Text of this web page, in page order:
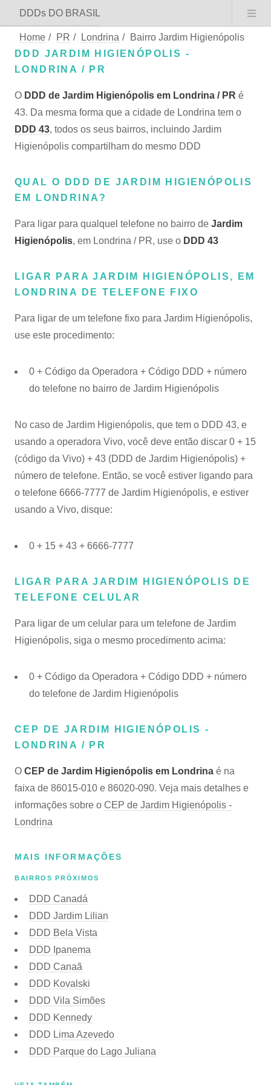
DDDs DO BRASIL
Home / PR / Londrina /
Bairro Jardim Higienópolis
DDD JARDIM HIGIENÓPOLIS -
LONDRINA / PR
O DDD de Jardim Higienópolis em Londrina / PR é
43. Da mesma forma que a cidade de Londrina tem o
DDD 43, todos os seus bairros, incluindo Jardim
Higienópolis compartilham do mesmo DDD
QUAL O DDD DE JARDIM HIGIENÓPOLIS
EM LONDRINA?
Para ligar para qualquel telefone no bairro de Jardim
Higienópolis, em Londrina / PR, use o DDD 43
LIGAR PARA JARDIM HIGIENÓPOLIS, EM
LONDRINA DE TELEFONE FIXO
Para ligar de um telefone fixo para Jardim Higienópolis,
use este procedimento:
0 + Código da Operadora + Código DDD + número
do telefone no bairro de Jardim Higienópolis
No caso de Jardim Higienópolis, que tem o DDD 43, e
usando a operadora Vivo, você deve então discar 0 + 15
(código da Vivo) + 43 (DDD de Jardim Higienópolis) +
número de telefone. Então, se você estiver ligando para
o telefone 6666-7777 de Jardim Higienópolis, e estiver
usando a Vivo, disque:
0 + 15 + 43 + 6666-7777
LIGAR PARA JARDIM HIGIENÓPOLIS DE
TELEFONE CELULAR
Para ligar de um celular para um telefone de Jardim
Higienópolis, siga o mesmo procedimento acima:
0 + Código da Operadora + Código DDD + número
do telefone de Jardim Higienópolis
CEP DE JARDIM HIGIENÓPOLIS -
LONDRINA / PR
O CEP de Jardim Higienópolis em Londrina é na
faixa de 86015-010 e 86020-090. Veja mais detalhes e
informações sobre o CEP de Jardim Higienópolis -
Londrina
MAIS INFORMAÇÕES
BAIRROS PRÓXIMOS
DDD Canadá
DDD Jardim Lilian
DDD Bela Vista
DDD Ipanema
DDD Canaã
DDD Kovalski
DDD Vila Simões
DDD Kennedy
DDD Lima Azevedo
DDD Parque do Lago Juliana